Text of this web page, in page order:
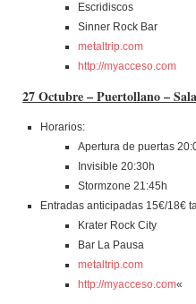
Escridiscos
Sinner Rock Bar
metaltrip.com
http://myacceso.com
27 Octubre – Puertollano –
Horarios:
Apertura de puertas
Invisible 20:30h
Stormzone 21:45h
Entradas anticipadas 15€/18€
Krater Rock City
Bar La Pausa
metaltrip.com
http://myacceso.com«